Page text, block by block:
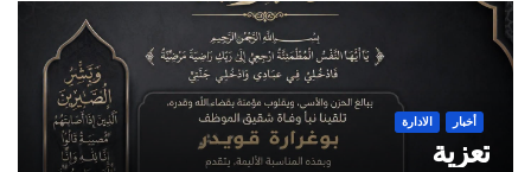
أخبار الادارة
تعزية